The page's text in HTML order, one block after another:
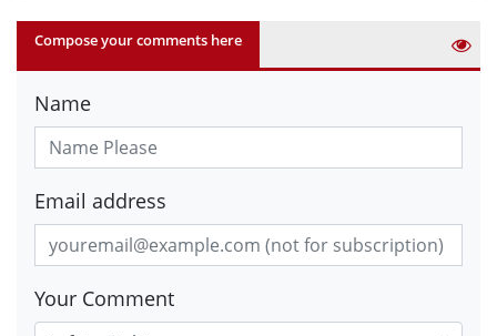
Compose your comments here
Name
Email address
Your Comment